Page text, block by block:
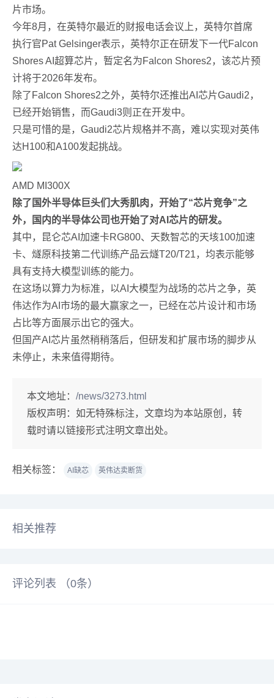
片市场。
今年8月，在英特尔最近的财报电话会议上，英特尔首席
执行官Pat Gelsinger表示，英特尔正在研发下一代Falcon
Shores AI超算芯片，暂定名为Falcon Shores2，该芯片预
计将于2026年发布。
除了Falcon Shores2之外，英特尔还推出AI芯片Gaudi2，
已经开始销售，而Gaudi3则正在开发中。
只是可惜的是，Gaudi2芯片规格并不高，难以实现对英伟
达H100和A100发起挑战。
AMD MI300X
除了国外半导体巨头们大秀肌肉，开始了“芯片竞争”之
外，国内的半导体公司也开始了对AI芯片的研发。
其中，昆仑芯AI加速卡RG800、天数智芯的天垓100加速
卡、燧原科技第二代训练产品云燧T20/T21，均表示能够
具有支持大模型训练的能力。
在这场以算力为标准，以AI大模型为战场的芯片之争，英
伟达作为AI市场的最大赢家之一，已经在芯片设计和市场
占比等方面展示出它的强大。
但国产AI芯片虽然稍稍落后，但研发和扩展市场的脚步从
未停止，未来值得期待。
本文地址： /news/3273.html
版权声明： 如无特殊标注，文章均为本站原创，转
载时请以链接形式注明文章出处。
相关标签： AI缺芯 英伟达卖断货
相关推荐
评论列表 （0条）